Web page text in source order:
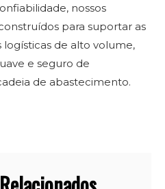
nossos
para suportar as
de alto volume,
e seguro de
de abastecimento.